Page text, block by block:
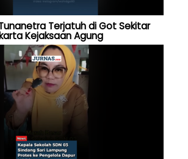
Terjatuh di Got Sekitar
Kejaksaan Agung